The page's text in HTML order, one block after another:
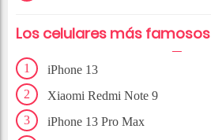
Los celulares más famosos
iPhone 13
Xiaomi Redmi Note 9
iPhone 13 Pro Max